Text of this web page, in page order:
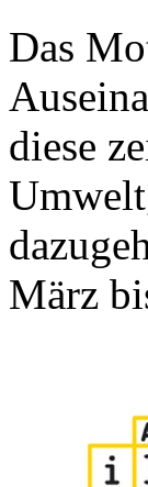
Das
diese
März